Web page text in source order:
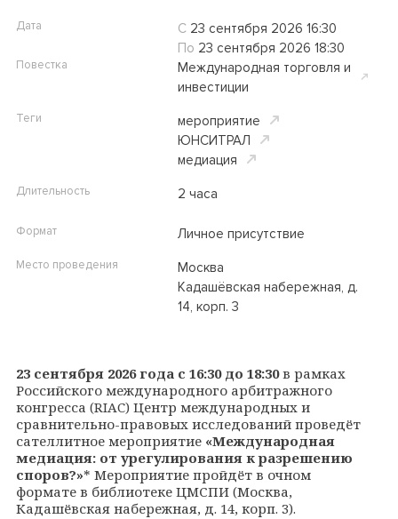
23 сентября 2026 года с 16:30 до 18:30 в рамках
Российского международного арбитражного
конгресса (RIAC) Центр международных и
сравнительно-правовых исследований проведёт
сателлитное мероприятие «Международная
медиация: от урегулирования к разрешению
споров?»* Мероприятие пройдёт в очном
формате в библиотеке ЦМСПИ (Москва,
Кадашёвская набережная, д. 14, корп. 3).
Дата С 23 сентября 2026 16:30
По 23 сентября 2026 18:30
Повестка
Международная торговля и
инвестиции
Теги
мероприятие
ЮНСИТРАЛ
медиация
Длительность 2 часа
Формат Личное присутствие
Место проведения
Москва
Кадашёвская набережная, д.
14, корп. 3